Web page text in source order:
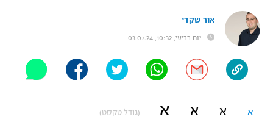
"מעל הליגה" – פודקאסט
"מחצית בשכונה" – פודקאסט
משתתפים וזוכים בפרסים
בני יהודה
ליגות נוספות
UFC
ספורט מוטורי
אור שקדי
יום רביעי, 10:32, 03.07.24
א א א א (גודל טקסט)